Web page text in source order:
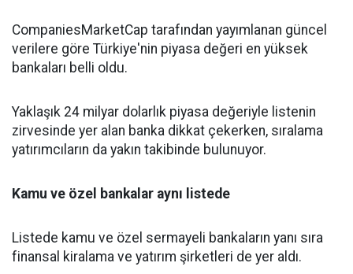
CompaniesMarketCap tarafından yayımlanan güncel
verilere göre Türkiye'nin piyasa değeri en yüksek
bankaları belli oldu.
Yaklaşık 24 milyar dolarlık piyasa değeriyle listenin
zirvesinde yer alan banka dikkat çekerken, sıralama
yatırımcıların da yakın takibinde bulunuyor.
Kamu ve özel bankalar aynı listede
Listede kamu ve özel sermayeli bankaların yanı sıra
finansal kiralama ve yatırım şirketleri de yer aldı.